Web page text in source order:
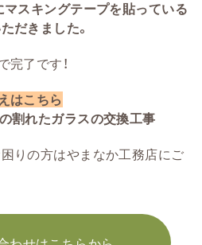
マスキングテープを貼っている
だきました。
了です！
はこちら
割れたガラスの交換工事
りの方はやまなか工務店にご